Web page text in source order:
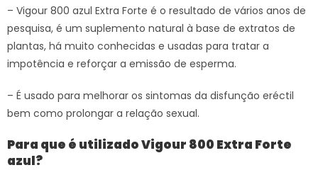
– Vigour 800 azul Extra Forte é o resultado de vários anos de
pesquisa, é um suplemento natural à base de extratos de
plantas, há muito conhecidas e usadas para tratar a
impotência e reforçar a emissão de esperma.
– É usado para melhorar os sintomas da disfunção eréctil
bem como prolongar a relação sexual.
Para que é utilizado Vigour 800 Extra Forte
azul?